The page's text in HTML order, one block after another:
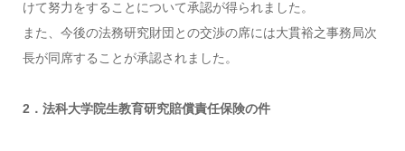
けて努力をすることについて承認が得られました。
また、今後の法務研究財団との交渉の席には大貫裕之事務局次
長が同席することが承認されました。
2．法科大学院生教育研究賠償責任保険の件